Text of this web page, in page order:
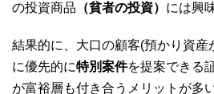
の投資商品 （貧者の投資） には興
結果的に、大口の顧客(預かり資産
に優先的に特別案件を提案できる
が富裕層も付き合うメリットが多